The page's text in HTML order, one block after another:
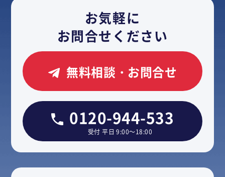
お気軽に
お問合せください
無料相談・お問合せ
0120-944-533
受付 平日 9:00～18:00